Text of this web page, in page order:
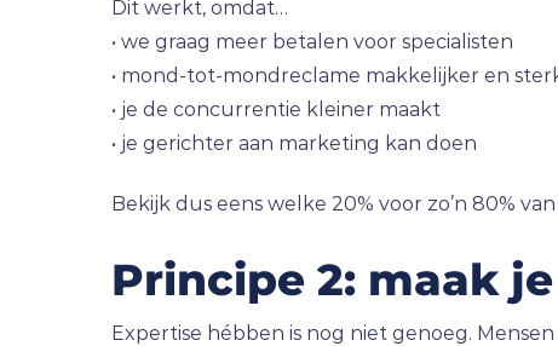
Dit werkt, omdat…
• we graag meer betalen voor specialisten
• mond-tot-mondreclame makkelijker en
• je de concurrentie kleiner maakt
• je gerichter aan marketing kan doen
Bekijk dus eens welke 20% voor zo’n 80%
Principe 2: maak
Expertise hébben is nog niet genoeg.